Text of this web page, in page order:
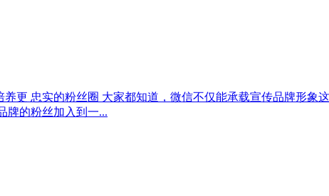
更 忠实的粉丝圈 大家都知道，微信不仅能承载宣传品牌形象
牌的粉丝加入到一...